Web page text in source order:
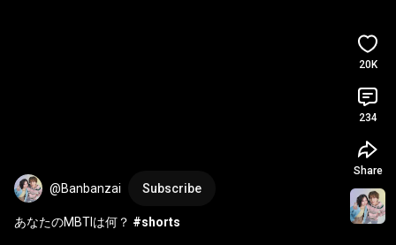
@Banbanzai Subscribe
あなたのMBTIは何？ #shorts
20K
234
Share